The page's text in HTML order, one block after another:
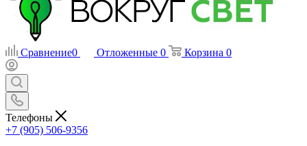
Сравнение0 Отложенные 0 Корзина 0
Телефоны
+7 (905) 506-9356